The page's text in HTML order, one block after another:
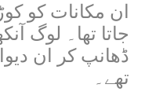
ان مکانات کو
جاتا تھا۔ لوگ
ڈھانپ کر ان
تھے۔